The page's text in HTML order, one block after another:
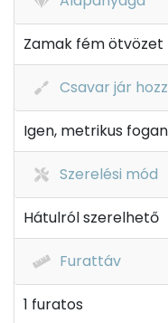
Zamak fém ötvözet
Csavar jár
Igen, metrikus
Szerelési mód
Hátulról szerelhető
Furattáv
1 furatos